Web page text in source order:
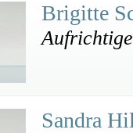
Brigitte
Sandra